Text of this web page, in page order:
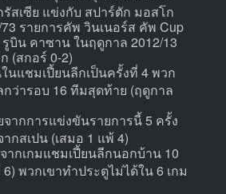
สเซีย แข่งกับ สปาร์ตัก มอสโก
รายการคัพ วินเนอร์ส คัพ Cup
รูบิน คาซาน ในฤดูกาล 2012/13
(สกอร์ 0-2)
ในแชมเปี้ยนลีกเป็นครั้งที่ 4 พวก
กว่ารอบ 16 ทีมสุดท้าย (ฤดูกาล
จากการแข่งขันรายการนี้ 5 ครั้ง
กสเปน (เสมอ 1 แพ้ 4)
ากเกมแชมเปี้ยนลีกนอกบ้าน 10
พวกเขาทำประตูไม่ได้ใน 6 เกม